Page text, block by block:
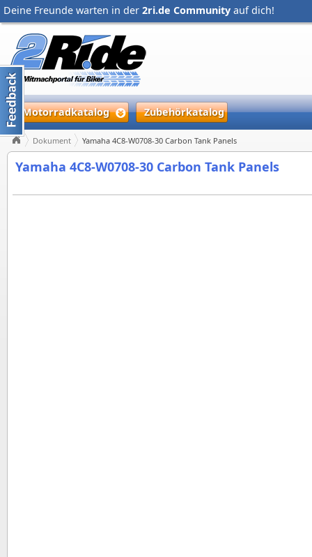
Deine Freunde warten in der 2ri.de Community auf dich!
Motorradkatalog Zubehörkatalog
Dokument Yamaha 4C8-W0708-30 Carbon Tank Panels
Yamaha 4C8-W0708-30 Carbon Tank Panels